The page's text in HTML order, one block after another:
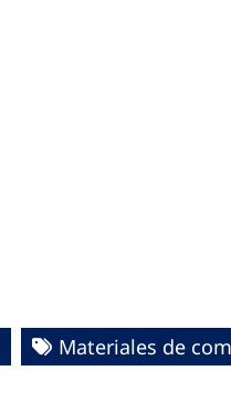
Materiales de